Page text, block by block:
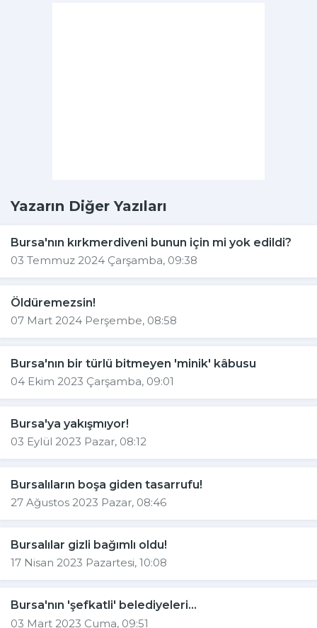
Yazarın Diğer Yazıları
Bursa'nın kırkmerdiveni bunun için mi yok edildi?
03 Temmuz 2024 Çarşamba, 09:38
Öldüremezsin!
07 Mart 2024 Perşembe, 08:58
Bursa'nın bir türlü bitmeyen 'minik' kâbusu
04 Ekim 2023 Çarşamba, 09:01
Bursa'ya yakışmıyor!
03 Eylül 2023 Pazar, 08:12
Bursalıların boşa giden tasarrufu!
27 Ağustos 2023 Pazar, 08:46
Bursalılar gizli bağımlı oldu!
17 Nisan 2023 Pazartesi, 10:08
Bursa'nın 'şefkatli' belediyeleri...
03 Mart 2023 Cuma, 09:51